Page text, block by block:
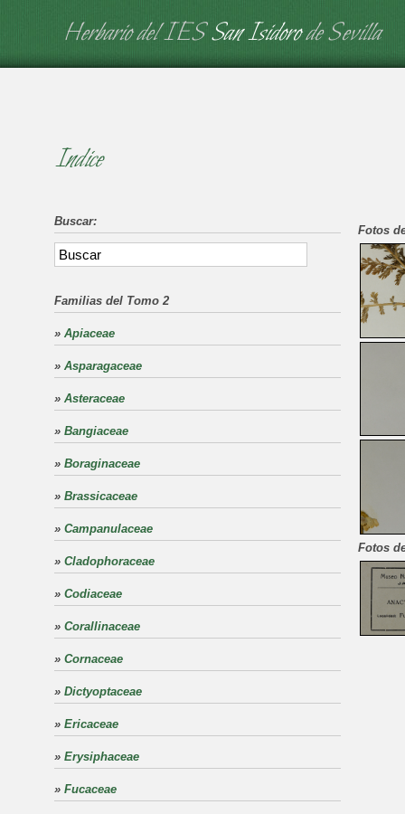
Herbario del IESSan Isidorode Sevilla
Fotos
Fotos
Indice
Buscar:
Familias del Tomo 2
» Apiaceae
» Asparagaceae
» Asteraceae
» Bangiaceae
» Boraginaceae
» Brassicaceae
» Campanulaceae
» Cladophoraceae
» Codiaceae
» Corallinaceae
» Cornaceae
» Dictyoptaceae
» Ericaceae
» Erysiphaceae
» Fucaceae